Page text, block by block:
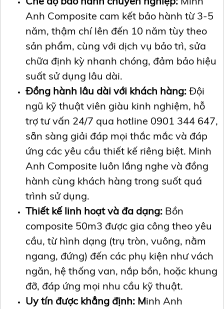
Anh Composite cam kết bảo hành từ 3-5
năm, thậm chí lên đến 10 năm tùy theo
sản phẩm, cùng với dịch vụ bảo trì, sửa
chữa định kỳ nhanh chóng, đảm bảo hiệu
suất sử dụng lâu dài.
Đồng hành lâu dài với khách hàng: Đội
ngũ kỹ thuật viên giàu kinh nghiệm, hỗ
trợ tư vấn 24/7 qua hotline 0901 344 647,
sẵn sàng giải đáp mọi thắc mắc và đáp
ứng các yêu cầu thiết kế riêng biệt. Minh
Anh Composite luôn lắng nghe và đồng
hành cùng khách hàng trong suốt quá
trình sử dụng.
Thiết kế linh hoạt và đa dạng: Bồn
composite 50m3 được gia công theo yêu
cầu, từ hình dạng (trụ tròn, vuông, nằm
ngang, đứng) đến các phụ kiện như vách
ngăn, hệ thống van, nắp bồn, hoặc khung
đỡ, đáp ứng mọi nhu cầu kỹ thuật.
Uy tín được khẳng định: Minh Anh